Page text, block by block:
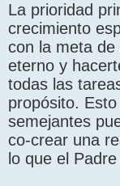
La prioridad
crecimiento
con la meta de
eterno y
todas las
propósito.
semejantes
co-crear una
lo que el